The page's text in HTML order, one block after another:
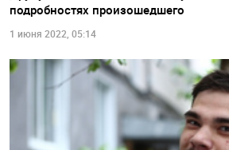
подробностях произошедшего
1 июня 2022, 05:14